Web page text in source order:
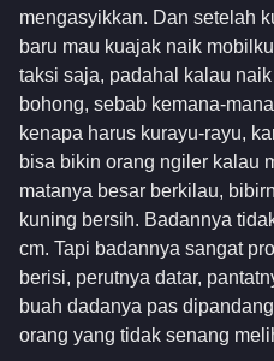
mengasyikkan. Dan setelah
baru mau kuajak naik
taksi saja, padahal kalau
bohong, sebab kemana-
kenapa harus kurayu-rayu,
bisa bikin orang ngiler kalau
matanya besar berkilau,
kuning bersih. Badannya
cm. Tapi badannya sangat
berisi, perutnya datar,
buah dadanya pas
orang yang tidak senang